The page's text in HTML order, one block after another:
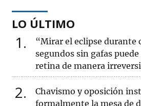
LO ÚLTIMO
1
“Mirar el eclipse durante
segundos sin gafas
retina de manera
2
Chavismo y oposición
formalmente la mesa de